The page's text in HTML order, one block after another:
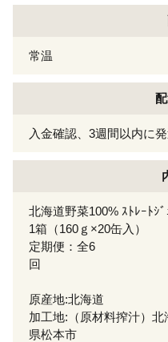
常温
入金確認、3週間以内に発
北海道野菜100% ｽﾄﾚｰﾄｼﾞ
1箱（160ｇ×20缶入）
定期便：全6
原産地:北海道
加工地:（原材料搾汁）
県松本市